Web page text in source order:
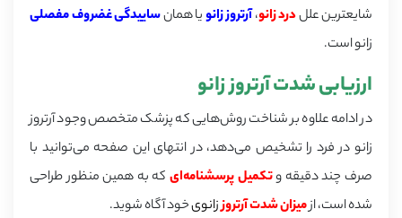
شایعترین عللدرد زانو،آرتروز زانویا همانساییدگی غضروف مفصلی
زانو است.
ارزیابی شدت آرتروز زانو
در ادامه علاوه بر شناخت روش‌هایی که پزشک متخصص وجود آرتروز
زانو در فرد را تشخیص می‌دهد، در انتهای این صفحه می‌توانید با
صرف چند دقیقه وتکمیل پرسشنامه‌‌ای که به همین منظور طراحی
شده است، ازمیزان شدت آرتروززانویخود آگاه شوید.